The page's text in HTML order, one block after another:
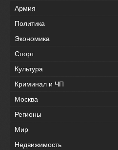
Армия
Политика
Экономика
Спорт
Культура
Криминал и ЧП
Москва
Регионы
Мир
Недвижимость